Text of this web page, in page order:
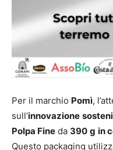
Per il marchio Pomì,
sull’innovazione
Polpa Fine da 390 g in
Questo packaging